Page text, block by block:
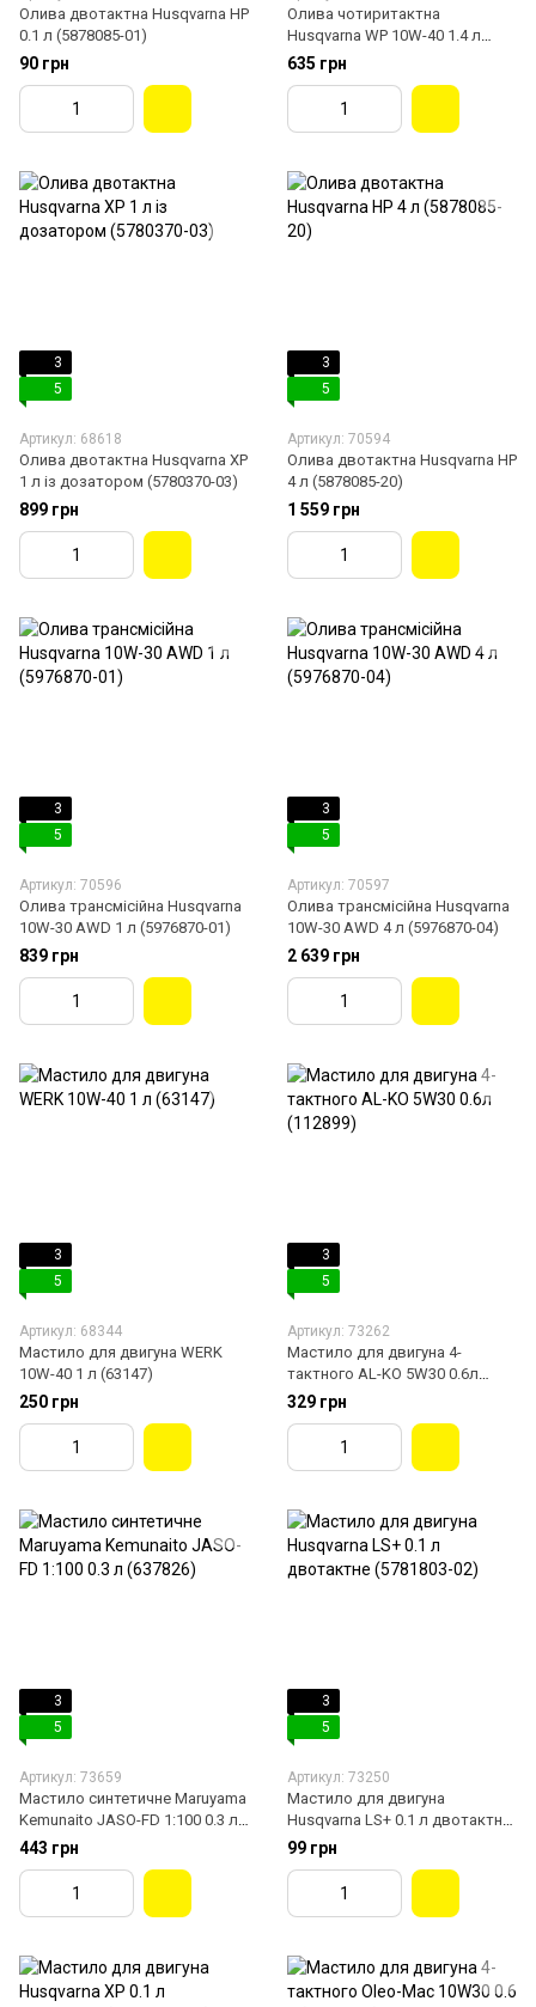
Олива двотактна Husqvarna HP
0.1 л (5878085-01)
90 грн
Олива чотиритактна
Husqvarna WP 10W-40 1.4 л
(5774197-02)
635 грн
3
5
Артикул: 68618
Олива двотактна Husqvarna XP
1 л із дозатором (5780370-03)
899 грн
3
5
Артикул: 70594
Олива двотактна Husqvarna HP
4 л (5878085-20)
1 559 грн
3
5
Артикул: 70596
Олива трансмісійна Husqvarna
10W-30 AWD 1 л (5976870-01)
839 грн
3
5
Артикул: 70597
Олива трансмісійна Husqvarna
10W-30 AWD 4 л (5976870-04)
2 639 грн
3
5
Артикул: 68344
Мастило для двигуна WERK
10W-40 1 л (63147)
250 грн
3
5
Артикул: 73262
Мастило для двигуна 4-
тактного AL-KO 5W30 0.6л
(112899)
329 грн
3
5
Артикул: 73659
Мастило синтетичне Maruyama
Kemunaito JASO-FD 1:100 0.3 л
(637826)
443 грн
3
5
Артикул: 73250
Мастило для двигуна
Husqvarna LS+ 0.1 л двотактне
(5781803-02)
99 грн